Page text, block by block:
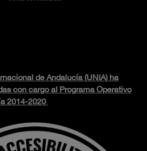
de Andalucía (UNIA) ha
con cargo al Programa Operativo
2014-2020